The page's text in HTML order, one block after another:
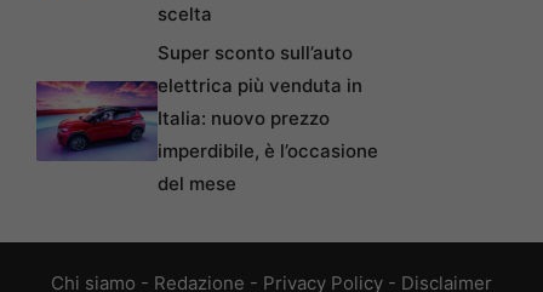
scelta
Super sconto sull’auto
elettrica più venduta in
Italia: nuovo prezzo
imperdibile, è l’occasione
del mese
Chi siamo - Redazione - Privacy Policy - Disclaimer